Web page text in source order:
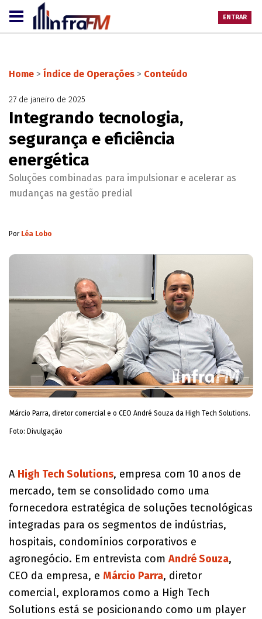
ENTRAR
Home > Índice de Operações > Conteúdo
27 de janeiro de 2025
Integrando tecnologia,
segurança e eficiência
energética
Soluções combinadas para impulsionar e acelerar as
mudanças na gestão predial
Por Léa Lobo
Márcio Parra, diretor comercial e o CEO André Souza da High Tech Solutions.
Foto: Divulgação
A High Tech Solutions, empresa com 10 anos de
mercado, tem se consolidado como uma
fornecedora estratégica de soluções tecnológicas
integradas para os segmentos de indústrias,
hospitais, condomínios corporativos e
agronegócio. Em entrevista com André Souza,
CEO da empresa, e Márcio Parra, diretor
comercial, exploramos como a High Tech
Solutions está se posicionando como um player